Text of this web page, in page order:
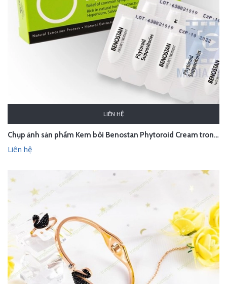
LIÊN HỆ
Chụp ảnh sản phẩm Kem bôi Benostan Phytoroid Cream trong studio Hà Nội
Liên hệ